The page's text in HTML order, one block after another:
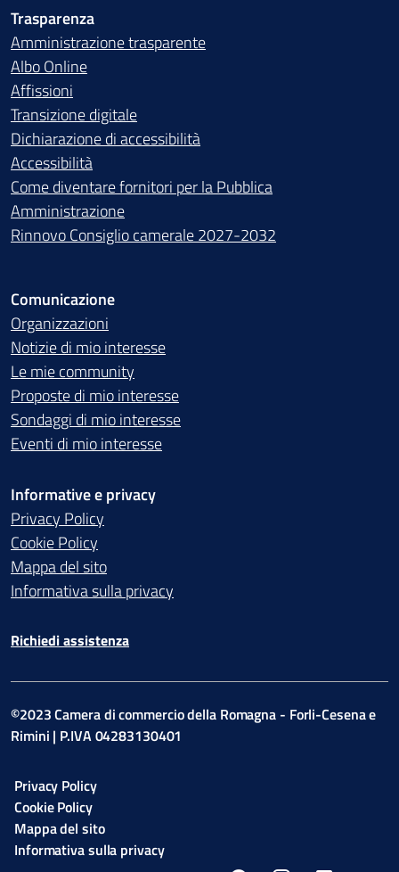
Trasparenza
Amministrazione trasparente
Albo Online
Affissioni
Transizione digitale
Dichiarazione di accessibilità
Accessibilità
Come diventare fornitori per la Pubblica
Amministrazione
Rinnovo Consiglio camerale 2027-2032
Comunicazione
Organizzazioni
Notizie di mio interesse
Le mie community
Proposte di mio interesse
Sondaggi di mio interesse
Eventi di mio interesse
Informative e privacy
Privacy Policy
Cookie Policy
Mappa del sito
Informativa sulla privacy
Richiedi assistenza
©2023 Camera di commercio della Romagna - Forli-Cesena e
Rimini | P.IVA 04283130401
Privacy Policy
Cookie Policy
Mappa del sito
Informativa sulla privacy